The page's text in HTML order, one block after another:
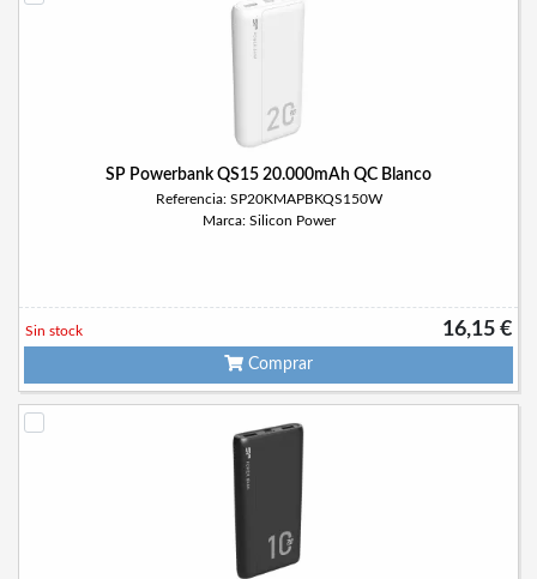
SP Powerbank QS15 20.000mAh QC Blanco
Referencia: SP20KMAPBKQS150W
Marca: Silicon Power
16,15 €
Sin stock
Comprar